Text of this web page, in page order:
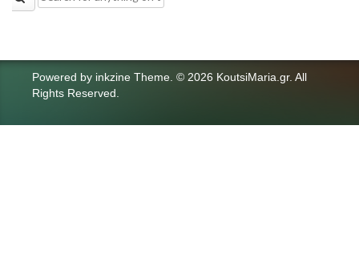
for:
Powered by inkzine Theme © 2026 KoutsiMaria.gr. All
Rights Reserved.